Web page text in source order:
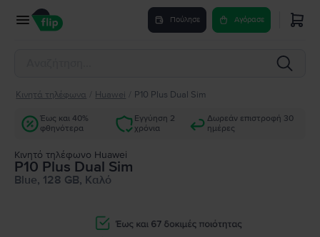
Πούλησε Αγόρασε
Κινητά τηλέφωνα Huawei P10 Plus Dual Sim
Έως και 40%
φθηνότερα
Εγγύηση 2
χρόνια
Δωρεάν επιστροφή 30
ημέρες
Κινητό τηλέφωνο Huawei
P10 Plus Dual Sim
Blue, 128 GB, Καλό